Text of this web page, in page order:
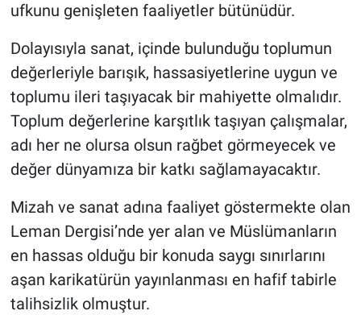
ufkunu genişleten faaliyetler bütünüdür.
Dolayısıyla sanat, içinde bulunduğu toplumun
değerleriyle barışık, hassasiyetlerine uygun ve
toplumu ileri taşıyacak bir mahiyette olmalıdır.
Toplum değerlerine karşıtlık taşıyan çalışmalar,
adı her ne olursa olsun rağbet görmeyecek ve
değer dünyamıza bir katkı sağlamayacaktır.
Mizah ve sanat adına faaliyet göstermekte olan
Leman Dergisi’nde yer alan ve Müslümanların
en hassas olduğu bir konuda saygı sınırlarını
aşan karikatürün yayınlanması en hafif tabirle
talihsizlik olmuştur.